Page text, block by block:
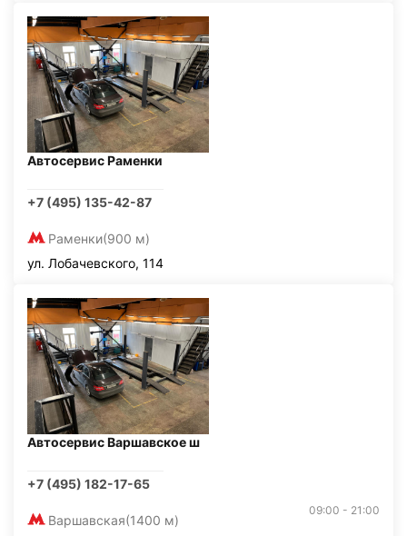
Автосервис Раменки
+7 (495) 135-42-87
Раменки(900 м)
ул. Лобачевского, 114
Автосервис Варшавское ш
+7 (495) 182-17-65
Варшавская(1400 м)
09:00 - 21:00